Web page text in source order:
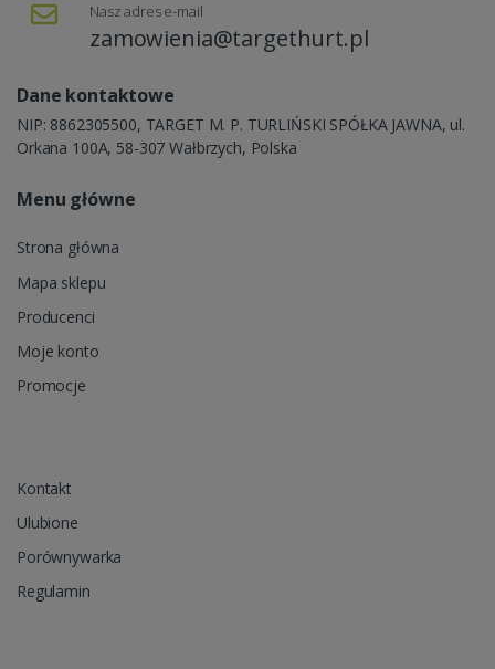
Nasz adres e-mail
zamowienia@targethurt.pl
Dane kontaktowe
NIP: 8862305500, TARGET M. P. TURLIŃSKI SPÓŁKA JAWNA, ul.
Orkana 100A, 58-307 Wałbrzych, Polska
Menu główne
Strona główna
Mapa sklepu
Producenci
Moje konto
Promocje
Kontakt
Ulubione
Porównywarka
Regulamin